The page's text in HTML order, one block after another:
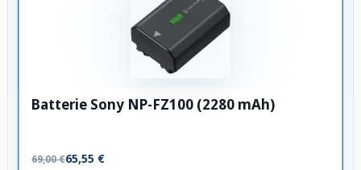
Batterie Sony NP-FZ100 (2280 mAh)
69,00 €65,55 €